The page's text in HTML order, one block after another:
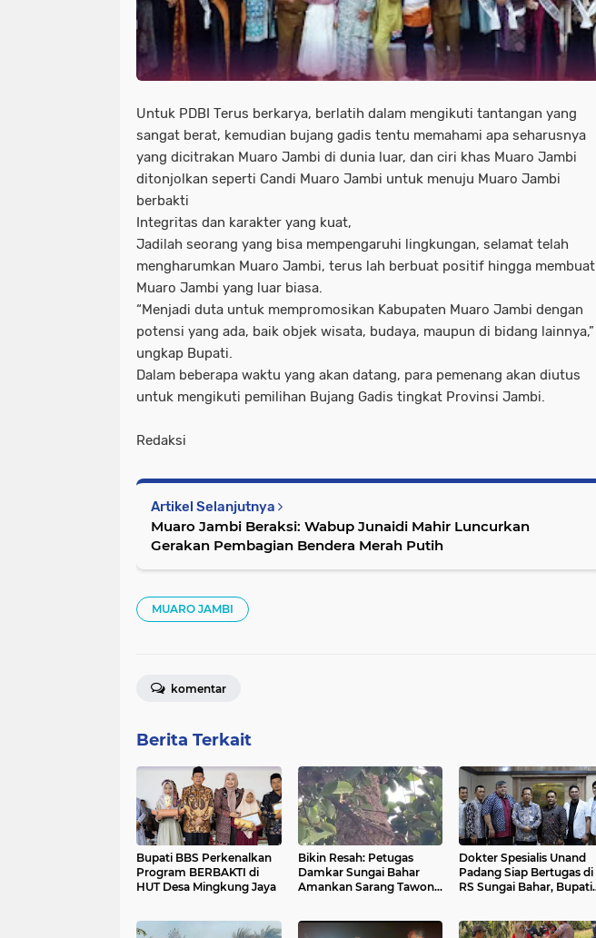
Untuk PDBI Terus berkarya, berlatih dalam mengikuti tantangan yang
sangat berat, kemudian bujang gadis tentu memahami apa seharusnya
yang dicitrakan Muaro Jambi di dunia luar, dan ciri khas Muaro Jambi
ditonjolkan seperti Candi Muaro Jambi untuk menuju Muaro Jambi
berbakti
Integritas dan karakter yang kuat,
Jadilah seorang yang bisa mempengaruhi lingkungan, selamat telah
mengharumkan Muaro Jambi, terus lah berbuat positif hingga membuat
Muaro Jambi yang luar biasa.
“Menjadi duta untuk mempromosikan Kabupaten Muaro Jambi dengan
potensi yang ada, baik objek wisata, budaya, maupun di bidang lainnya,”
ungkap Bupati.
Dalam beberapa waktu yang akan datang, para pemenang akan diutus
untuk mengikuti pemilihan Bujang Gadis tingkat Provinsi Jambi.
Redaksi
Artikel Selanjutnya
Muaro Jambi Beraksi: Wabup Junaidi Mahir Luncurkan
Gerakan Pembagian Bendera Merah Putih
MUARO JAMBI
komentar
Berita Terkait
Bupati BBS Perkenalkan
Program BERBAKTI di
HUT Desa Mingkung Jaya
Bikin Resah: Petugas
Damkar Sungai Bahar
Amankan Sarang Tawon
Dokter Spesialis Unand
Padang Siap Bertugas di
RS Sungai Bahar, Bupati